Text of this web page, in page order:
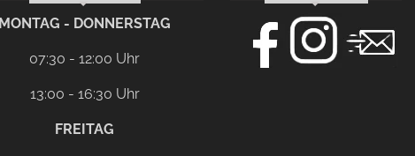
MONTAG - DONNERSTAG
07:30 - 12:00 Uhr
13:00 - 16:30 Uhr
FREITAG